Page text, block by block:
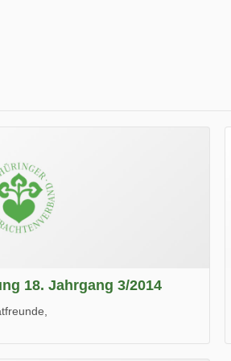
18. Jahrgang 3/2014